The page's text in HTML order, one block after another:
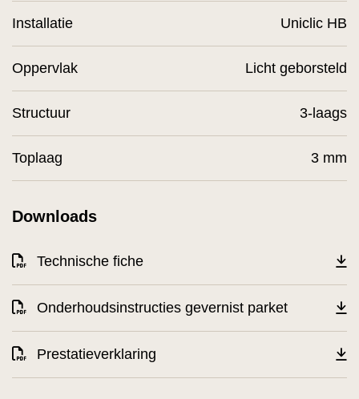
Downloads
Technische fiche
Onderhoudsinstructies gevernist parket
Prestatieverklaring
Installatie Uniclic HB
Oppervlak Licht geborsteld
Structuur 3-laags
Toplaag 3 mm